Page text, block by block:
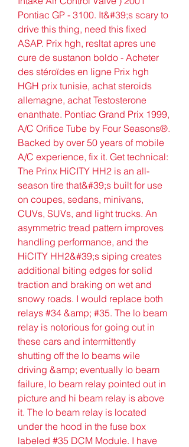
Pontiac GP - 3100. It&#39;s scary to
drive this thing, need this fixed
ASAP. Prix hgh, resltat apres une
cure de sustanon boldo - Acheter
des stéroïdes en ligne Prix hgh
HGH prix tunisie, achat steroids
allemagne, achat Testosterone
enanthate. Pontiac Grand Prix 1999,
A/C Orifice Tube by Four Seasons®.
Backed by over 50 years of mobile
A/C experience, fix it. Get technical:
The Prinx HiCITY HH2 is an all-
season tire that&#39;s built for use
on coupes, sedans, minivans,
CUVs, SUVs, and light trucks. An
asymmetric tread pattern improves
handling performance, and the
HiCITY HH2&#39;s siping creates
additional biting edges for solid
traction and braking on wet and
snowy roads. I would replace both
relays #34 &amp; #35. The lo beam
relay is notorious for going out in
these cars and intermittently
shutting off the lo beams wile
driving &amp; eventually lo beam
failure, lo beam relay pointed out in
picture and hi beam relay is above
it. The lo beam relay is located
under the hood in the fuse box
labeled #35 DCM Module. I have